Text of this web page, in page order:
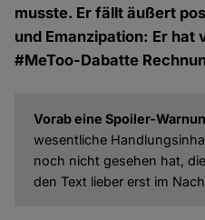
musste. Er fällt äußert
und Emanzipation: Er
#MeToo-Dabatte
Vorab eine Spoiler-
wesentliche
noch nicht gesehen hat,
den Text lieber erst im